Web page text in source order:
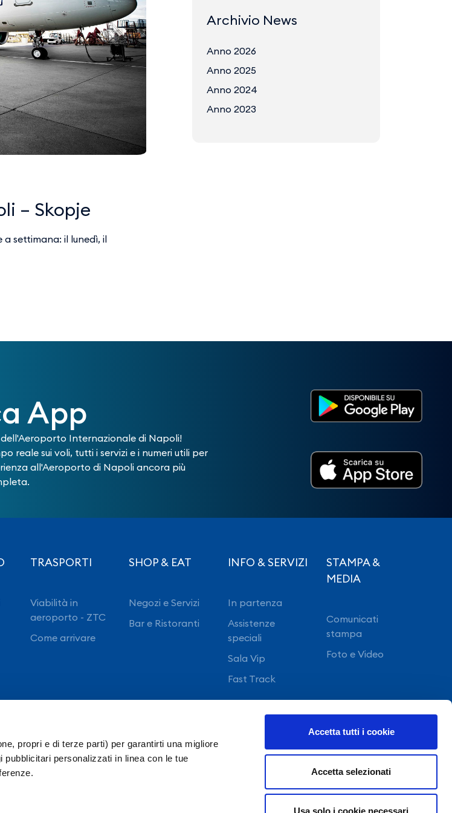
propri e di terze parti) per garantirti una migliore
personalizzati in linea con le tue
Accetta tutti i cookie
Accetta selezionati
Usa solo i cookie necessari
– Skopje
settimana: il lunedì, il
Archivio News
Anno 2026
Anno 2025
Anno 2024
Anno 2023
App
dell'Aeroporto Internazionale di Napoli!
reale sui voli, tutti i servizi e i numeri utili per
all'Aeroporto di Napoli ancora più
TRASPORTI
Viabilità in
aeroporto - ZTC
Come arrivare
SHOP & EAT
Negozi e Servizi
Bar e Ristoranti
INFO & SERVIZI
In partenza
Assistenze
speciali
Sala Vip
Fast Track
STAMPA &
MEDIA
Comunicati
stampa
Foto e Video